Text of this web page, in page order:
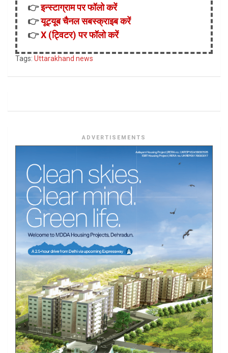
👉इन्स्टाग्राम पर फॉलो करें
👉यूट्यूब चैनल सबस्क्राइब करें
👉X (ट्विटर) पर फॉलो करें
Tags: Uttarakhand news
ADVERTISEMENTS